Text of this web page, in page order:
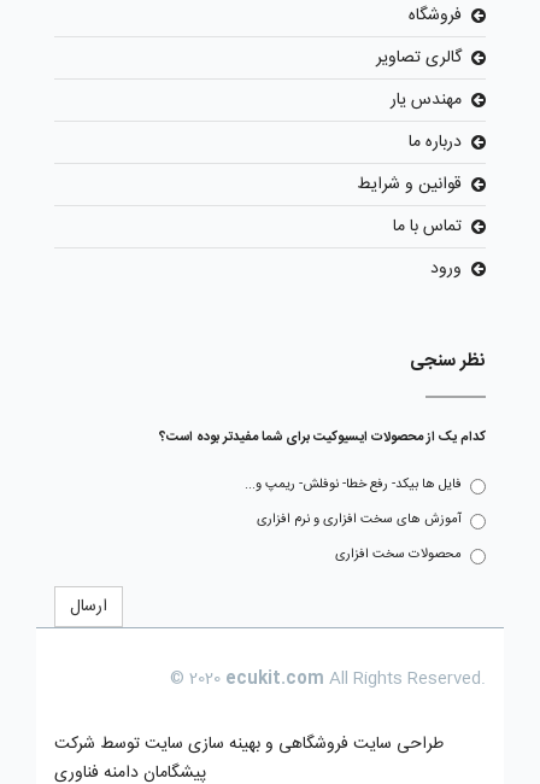
فروشگاه
گالری تصاویر
مهندس یار
درباره ما
قوانین و شرایط
تماس با ما
ورود
نظر سنجی
کدام یک از محصولات ایسیوکیت برای شما مفیدتر بوده است؟
فایل ها بیکد- رفع خطا- نوفلش- ریمپ و...
آموزش های سخت افزاری و نرم افزاری
محصولات سخت افزاری
ارسال
© 2020 ecukit.com All Rights Reserved.
طراحی سایت فروشگاهی و بهینه سازی سایت توسط شرکت
پیشگامان دامنه فناوری